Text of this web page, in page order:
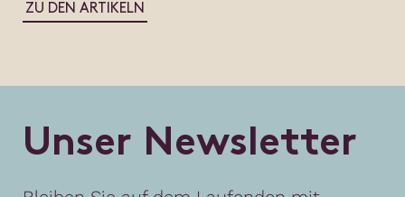
ZU DEN ARTIKELN
Unser Newsletter